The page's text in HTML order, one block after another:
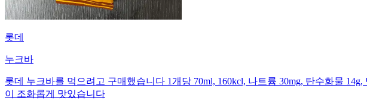
롯데
누크바
롯데 누크바를 먹으려고 구매했습니다 1개당 70ml, 160kcl, 나트륨 30mg, 탄수화물
이 조화롭게 맛있습니다